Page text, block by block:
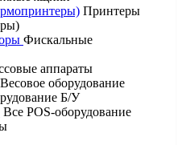
Принтеры
Фискальные
аппараты
Весовое оборудование
Б/У
Все POS-оборудование